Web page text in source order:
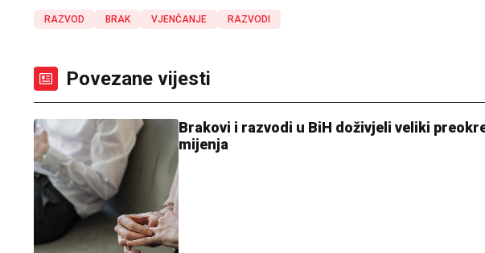
RAZVOD BRAK VJENČANJE RAZVODI
Povezane vijesti
Brakovi i razvodi u BiH doživjeli veliki
mijenja